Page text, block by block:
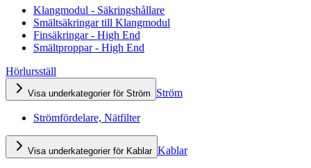
Klangmodul - Säkringshållare
Smältsäkringar till Klangmodul
Finsäkringar - High End
Smältproppar - High End
Hörlursställ
Visa underkategorier för Ström Ström
Strömfördelare, Nätfilter
Visa underkategorier för Kablar Kablar